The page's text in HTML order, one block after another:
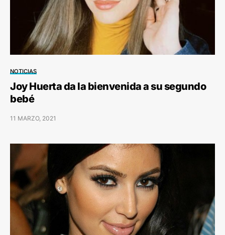
NOTICIAS
Joy Huerta da la bienvenida a su segundo
bebé
11 MARZO, 2021